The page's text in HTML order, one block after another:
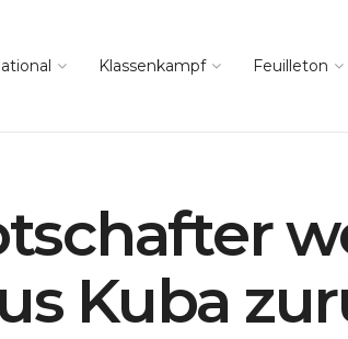
Klassenkampf Feuilleton
Kuba